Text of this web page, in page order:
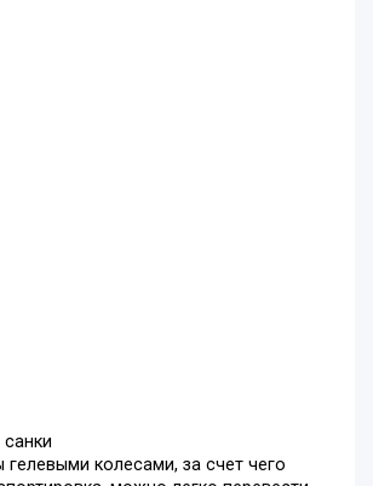
колесами, за счет чего